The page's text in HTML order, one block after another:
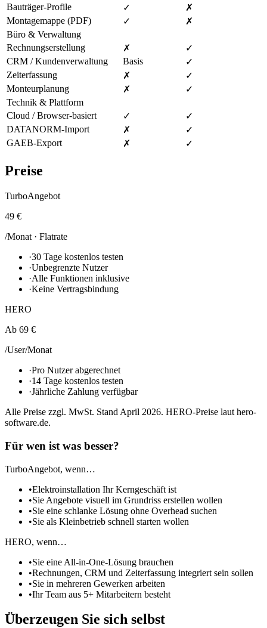
Bauträger-Profile
✓
✗
Montagemappe (PDF)
✓
✗
Büro & Verwaltung
Rechnungserstellung
✗
✓
CRM / Kundenverwaltung
Basis
✓
Zeiterfassung
✗
✓
Monteurplanung
✗
✓
Technik & Plattform
Cloud / Browser-basiert
✓
✓
DATANORM-Import
✗
✓
GAEB-Export
✗ ✓
Preise
TurboAngebot
49 €
/Monat · Flatrate
·30 Tage kostenlos testen
·Unbegrenzte Nutzer
·Alle Funktionen inklusive
·Keine Vertragsbindung
HERO
Ab 69 €
/User/Monat
·Pro Nutzer abgerechnet
·14 Tage kostenlos testen
·Jährliche Zahlung verfügbar
Alle Preise zzgl. MwSt. Stand April 2026. HERO-Preise laut hero-
software.de.
Für wen ist was besser?
TurboAngebot, wenn…
•Elektroinstallation Ihr Kerngeschäft ist
•Sie Angebote visuell im Grundriss erstellen wollen
•Sie eine schlanke Lösung ohne Overhead suchen
•Sie als Kleinbetrieb schnell starten wollen
HERO, wenn…
•Sie eine All-in-One-Lösung brauchen
•Rechnungen, CRM und Zeiterfassung integriert sein sollen
•Sie in mehreren Gewerken arbeiten
•Ihr Team aus 5+ Mitarbeitern besteht
Überzeugen Sie sich selbst